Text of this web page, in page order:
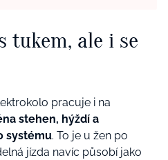
tukem, ale i se
pracuje i na
stehen, hýždí a
systému. To je u žen po
jízda navíc působí jako